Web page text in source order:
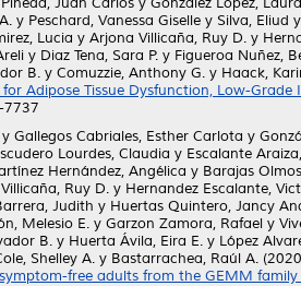
y Peschard, Vanessa Giselle y Silva, Eliud y
Lucia y Arjona Villicaña, Ruy D. y
y Diaz Tena, Sara P. y Figueroa Nuñez,
B. y Comuzzie, Anthony G. y Haack,
Adipose Tissue Dysfunction, Low-
7737
y Gallegos Cabriales, Esther Carlota y
Lourdes, Claudia y Escalante
Hernández, Angélica y Barajas
Ruy D. y Hernandez Escalante,
Judith y Huertas Quintero, Jancy
Melesio E. y Garzon Zamora, Rafael y
B. y Huerta Ávila, Eira E. y López
Shelley A. y Bastarrachea, Raúl A.
free adults from the GEMM family